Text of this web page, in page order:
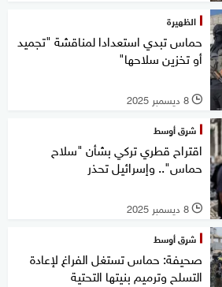
الظهيرة
حماس تبدي استعدادا لمناقشة "تجميد
أو تخزين سلاحها"
l 8 ديسمبر 2025
شرق أوسط
اقتراح قطري تركي بشأن "سلاح
حماس".. وإسرائيل تحذر
l 8 ديسمبر 2025
شرق أوسط
صحيفة: حماس تستغل الفراغ لإعادة
التسلح وترميم بنيتها التحتية